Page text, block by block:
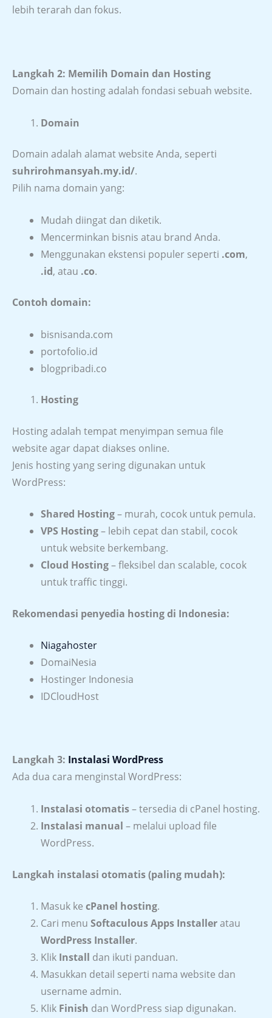
lebih terarah dan fokus.
Langkah 2: Memilih Domain dan Hosting
Domain dan hosting adalah fondasi sebuah website.
Domain
Domain adalah alamat website Anda, seperti
suhrirohmansyah.my.id/.
Pilih nama domain yang:
Mudah diingat dan diketik.
Mencerminkan bisnis atau brand Anda.
Menggunakan ekstensi populer seperti .com,
.id, atau .co.
Contoh domain:
bisnisanda.com
portofolio.id
blogpribadi.co
Hosting
Hosting adalah tempat menyimpan semua file
website agar dapat diakses online.
Jenis hosting yang sering digunakan untuk
WordPress:
Shared Hosting– murah, cocok untuk pemula.
VPS Hosting– lebih cepat dan stabil, cocok
untuk website berkembang.
Cloud Hosting– fleksibel dan scalable, cocok
untuk traffic tinggi.
Rekomendasi penyedia hosting di Indonesia:
Niagahoster
DomaiNesia
Hostinger Indonesia
IDCloudHost
Langkah 3: Instalasi WordPress
Ada dua cara menginstal WordPress:
Instalasi otomatis– tersedia di cPanel hosting.
Instalasi manual – melalui upload file
WordPress.
Langkah instalasi otomatis (paling mudah):
Masuk ke cPanel hosting.
Cari menu Softaculous Apps Installeratau
WordPress Installer.
Klik Install dan ikuti panduan.
Masukkan detail seperti nama website dan
username admin.
Klik Finish dan WordPress siap digunakan.